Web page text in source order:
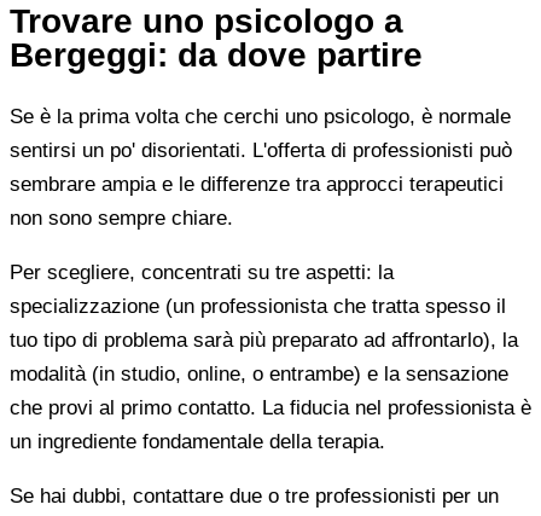
Trovare uno psicologo a
Bergeggi: da dove partire
Se è la prima volta che cerchi uno psicologo, è normale
sentirsi un po' disorientati. L'offerta di professionisti può
sembrare ampia e le differenze tra approcci terapeutici
non sono sempre chiare.
Per scegliere, concentrati su tre aspetti: la
specializzazione (un professionista che tratta spesso il
tuo tipo di problema sarà più preparato ad affrontarlo), la
modalità (in studio, online, o entrambe) e la sensazione
che provi al primo contatto. La fiducia nel professionista è
un ingrediente fondamentale della terapia.
Se hai dubbi, contattare due o tre professionisti per un